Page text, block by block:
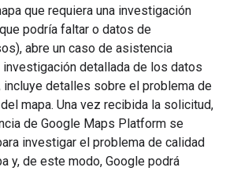
que requiera una investigación
podría faltar o datos de
abre un caso de asistencia
detallada de los datos
incluye detalles sobre el problema de
mapa. Una vez recibida la solicitud,
de Google Maps Platform se
investigar el problema de calidad
y, de este modo, Google podrá